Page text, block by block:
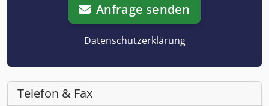
Anfrage senden
Datenschutzerklärung
Telefon & Fax